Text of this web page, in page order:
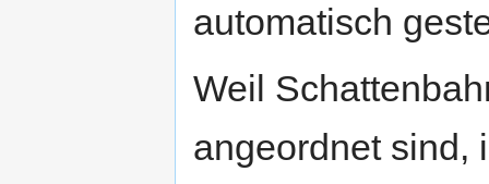
automatisch
Weil
angeordnet sind,